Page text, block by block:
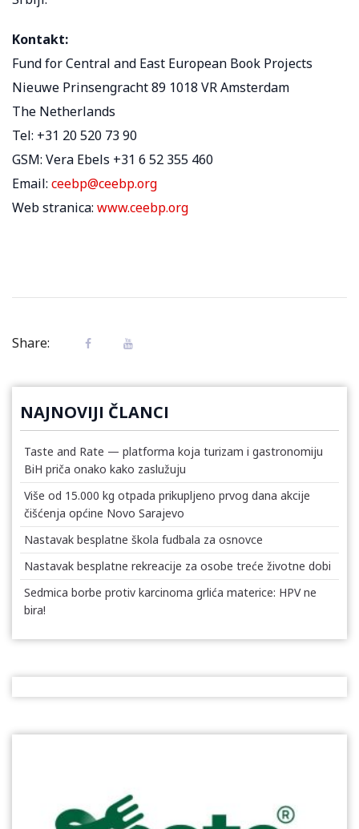
Kontakt:
Fund for Central and East European Book Projects
Nieuwe Prinsengracht 89 1018 VR Amsterdam
The Netherlands
Tel: +31 20 520 73 90
GSM: Vera Ebels +31 6 52 355 460
Email: ceebp@ceebp.org
Web stranica: www.ceebp.org
Share:
NAJNOVIJI ČLANCI
Taste and Rate — platforma koja turizam i gastronomiju
BiH priča onako kako zaslužuju
Više od 15.000 kg otpada prikupljeno prvog dana akcije
čišćenja općine Novo Sarajevo
Nastavak besplatne škola fudbala za osnovce
Nastavak besplatne rekreacije za osobe treće životne dobi
Sedmica borbe protiv karcinoma grlića materice: HPV ne
bira!